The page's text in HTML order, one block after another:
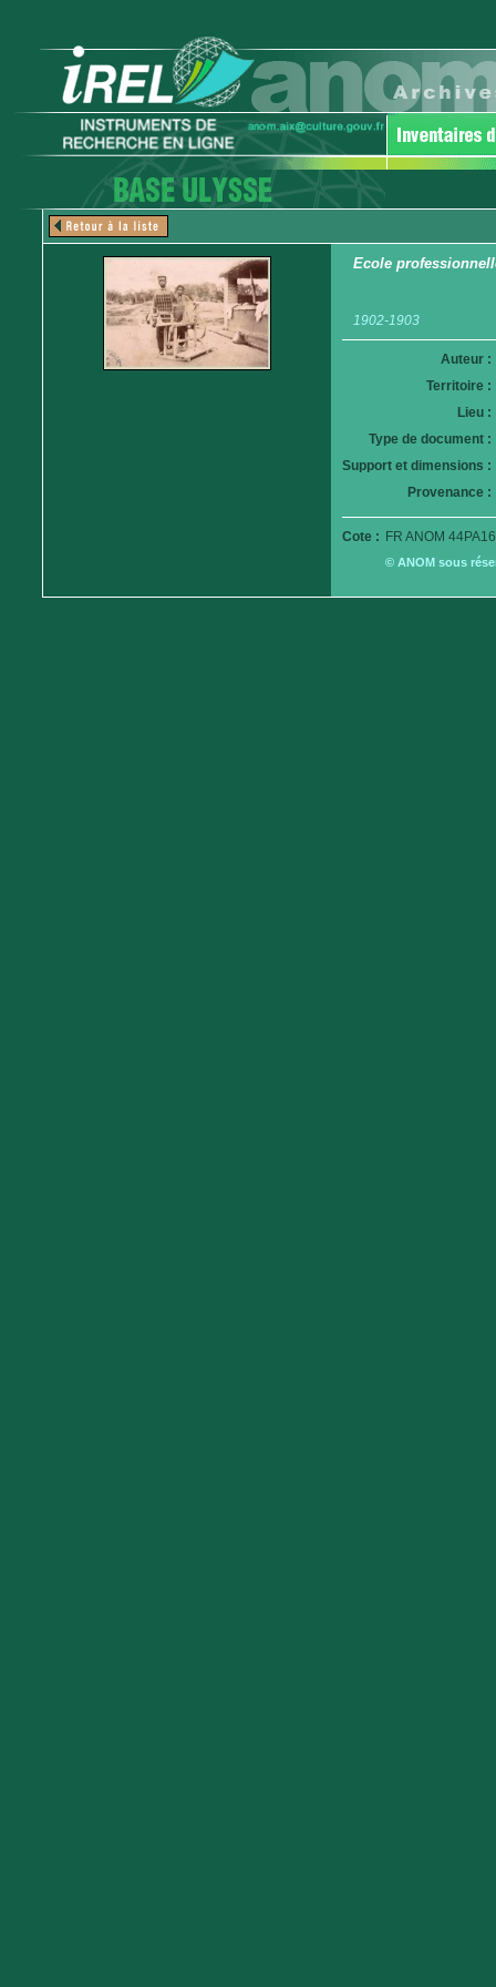
Ecole
1902-1903
Auteur :
Territoire :
Lieu :
Type de document :
Support et dimensions :
Provenance :
Cote : FR ANOM
© ANOM sous